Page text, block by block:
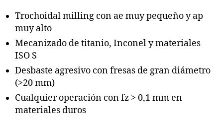
Trochoidal milling con ae muy pequeño y ap
muy alto
Mecanizado de titanio, Inconel y materiales
ISO S
Desbaste agresivo con fresas de gran diámetro
(>20 mm)
Cualquier operación con fz > 0,1 mm en
materiales duros